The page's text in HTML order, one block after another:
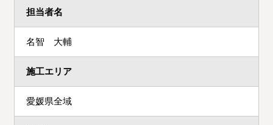
担当者名
名智 大輔
施工エリア
愛媛県全域